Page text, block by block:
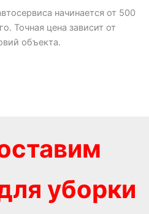
начинается от 500
Точная цена зависит от
объекта.
уборки